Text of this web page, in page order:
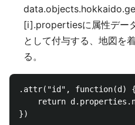
[i].propertiesに属性デー
として付与する、地図を
る。
.attr("id", function(d) {
return